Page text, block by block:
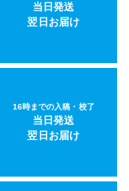
)
レンパネル
当日発送
翌日お届け
16時までの入稿・校了
当日発送
翌日お届け